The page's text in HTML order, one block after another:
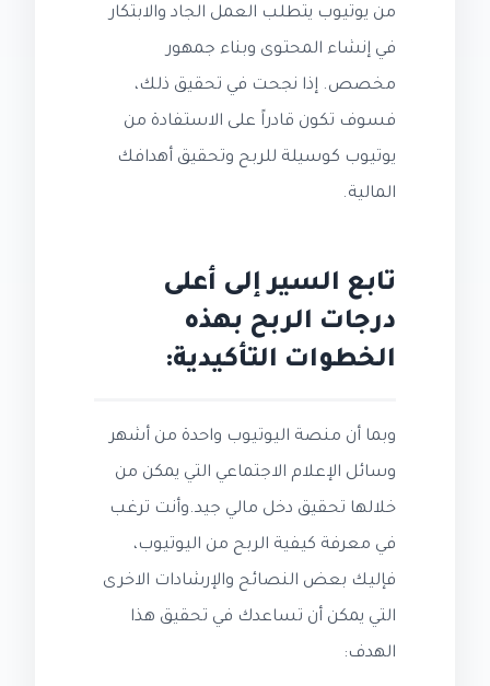
من يوتيوب يتطلب العمل الجاد والابتكار
في إنشاء المحتوى وبناء جمهور
مخصص. إذا نجحت في تحقيق ذلك،
فسوف تكون قادراً على الاستفادة من
يوتيوب كوسيلة للربح وتحقيق أهدافك
المالية.
تابع السير إلى أعلى
درجات الربح بهذه
الخطوات التأكيدية:
وبما أن منصة اليوتيوب واحدة من أشهر
وسائل الإعلام الاجتماعي التي يمكن من
خلالها تحقيق دخل مالي جيد.وأنت ترغب
في معرفة كيفية الربح من اليوتيوب،
فإليك بعض النصائح والإرشادات الاخرى
التي يمكن أن تساعدك في تحقيق هذا
الهدف: